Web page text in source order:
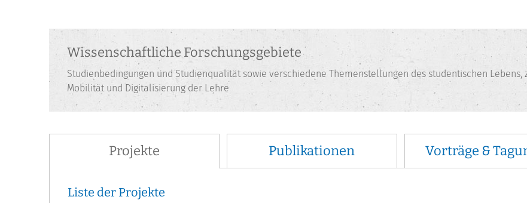
Wissenschaftliche Forschungsgebiete
Studienbedingungen und Studienqualität sowie verschiedene Themenstellungen des studentischen Lebens,
Mobilität und Digitalisierung der Lehre
Projekte Publikationen Vorträge &
Liste der Projekte